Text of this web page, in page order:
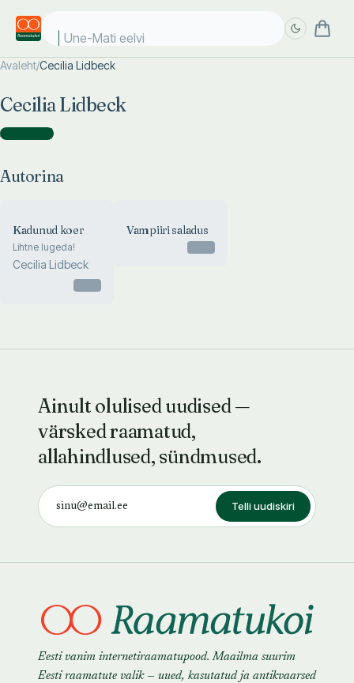
Une-Mati eelviim
Avaleht/Cecilia Lidbeck
Cecilia Lidbeck
Autorina )
Autorina
Kadunud koer
Lihtne lugeda!
Cecilia Lidbeck
Vampiiri saladus
Ainult olulised uudised —
värsked raamatud,
allahindlused, sündmused.
Telli uudiskiri
Eesti vanim internetiraamatupood. Maailma suurim
Eesti raamatute valik — uued, kasutatud ja antikvaarsed